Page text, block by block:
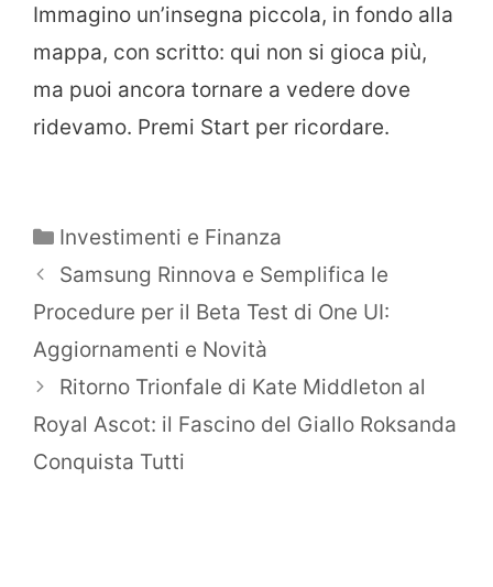
Immagino un’insegna piccola, in fondo alla
mappa, con scritto: qui non si gioca più,
ma puoi ancora tornare a vedere dove
ridevamo. Premi Start per ricordare.
Categorie
Investimenti e Finanza
Samsung Rinnova e Semplifica le
Procedure per il Beta Test di One UI:
Aggiornamenti e Novità
Ritorno Trionfale di Kate Middleton al
Royal Ascot: il Fascino del Giallo Roksanda
Conquista Tutti